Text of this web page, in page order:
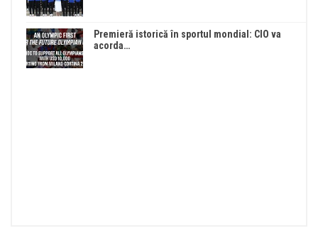
Premieră istorică în sportul mondial: CIO va
acorda…